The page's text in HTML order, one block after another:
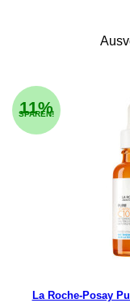
11%
SPAREN!
La Roche-Posay